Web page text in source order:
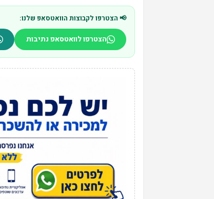
📢 הצטרפו לקבוצות הוואטסאפ שלנו:
הצטרפו לוואטסאפ נתיבות